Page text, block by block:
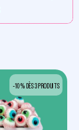
-10 % DÈS 3 PRODUITS